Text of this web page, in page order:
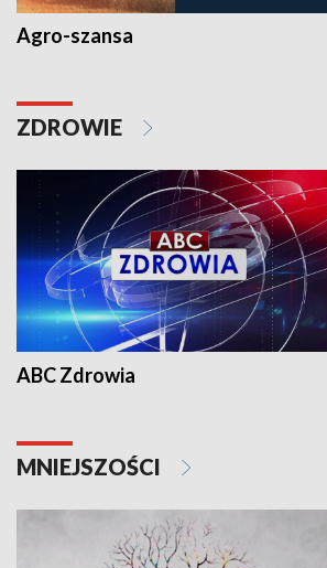
Agro-szansa
ZDROWIE
ABC Zdrowia
MNIEJSZOŚCI